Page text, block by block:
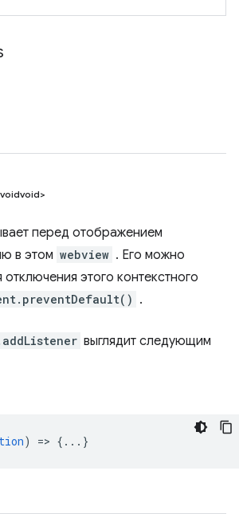
перед отображением
в этом webview . Его можно
этого контекстного
.
выглядит следующим
) => {...}